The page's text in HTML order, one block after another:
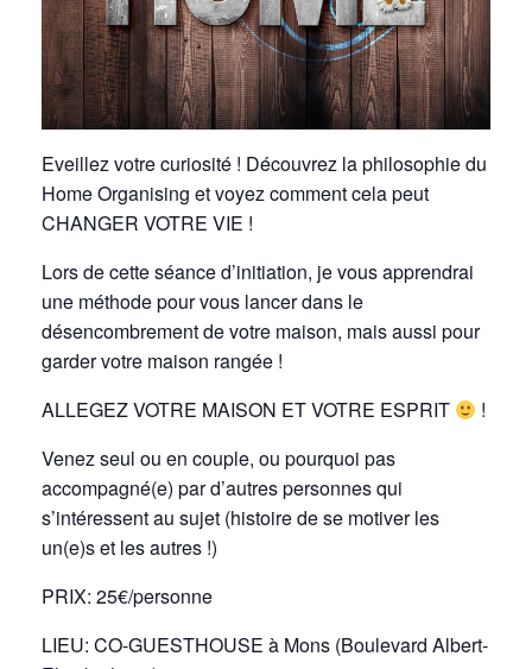
Eveillez votre curiosité ! Découvrez la philosophie du
Home Organising et voyez comment cela peut
CHANGER VOTRE VIE !
Lors de cette séance d’initiation, je vous apprendrai
une méthode pour vous lancer dans le
désencombrement de votre maison, mais aussi pour
garder votre maison rangée !
ALLEGEZ VOTRE MAISON ET VOTRE ESPRIT
!
Venez seul ou en couple, ou pourquoi pas
accompagné(e) par d’autres personnes qui
s’intéressent au sujet (histoire de se motiver les
un(e)s et les autres !)
PRIX: 25€/personne
LIEU: CO-GUESTHOUSE à Mons (Boulevard Albert-